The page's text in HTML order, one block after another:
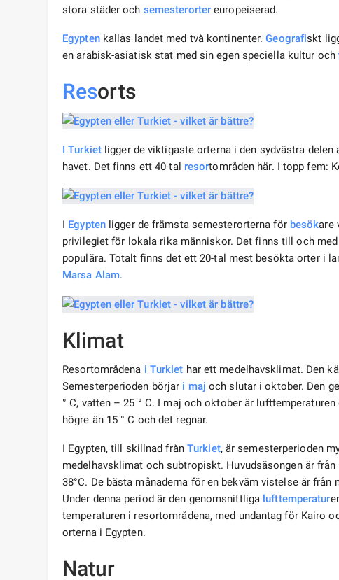
stora städer och semesterorter europeiserad.
Egyptenkallas landet med två kontinenter.Geografiskt
en arabisk-asiatisk stat med sin egen speciella kultur och
Resorts
I Turkietligger de viktigaste orterna i den sydvästra delen
havet. Det finns ett 40-tal resortområden här. I topp fem:
I Egyptenligger de främsta semesterorterna för besökare
privilegiet för lokala rika människor. Det finns till och
populära. Totalt finns det ett 20-tal mest besökta orter i
Marsa Alam.
Klimat
Resortområdena i Turkiet har ett medelhavsklimat. Den
Semesterperioden börjar i maj och slutar i oktober. Den
° С, vatten – 25 ° С. I maj och oktober är
högre än 15 ° C och det regnar.
I Egypten, till skillnad från Turkiet, är semesterperioden
medelhavsklimat och subtropiskt. Huvudsäsongen är
38°С. De bästa månaderna för en bekväm vistelse är
Under denna period är den genomsnittliga lufttemperatur
temperaturen i resortområdena, med undantag för Kairo
orterna i Egypten.
Natur